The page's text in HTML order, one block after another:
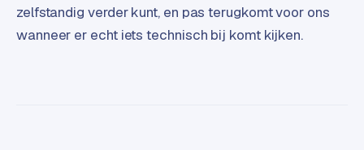
zelfstandig verder kunt, en pas terugkomt voor ons
wanneer er echt iets technisch bij komt kijken.